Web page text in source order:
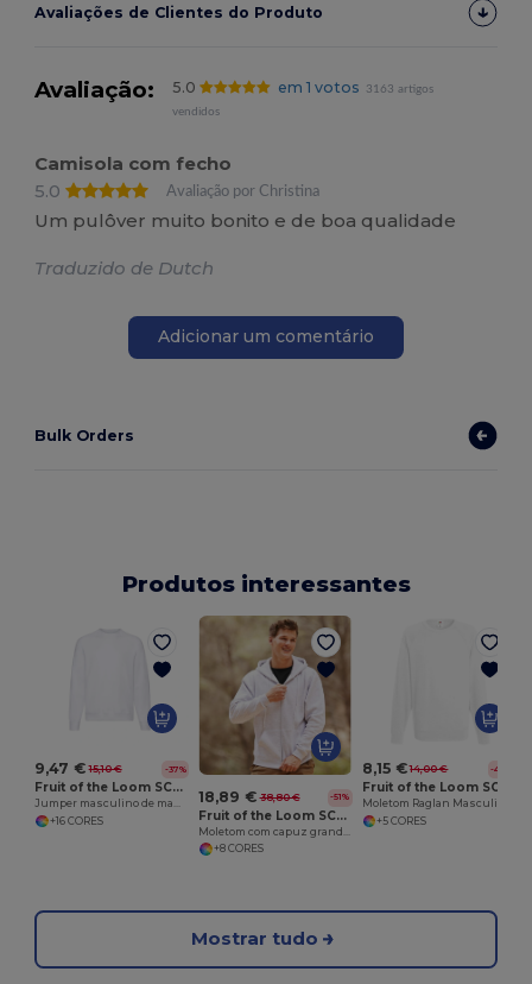
Avaliações de Clientes do Produto
Avaliação: 5.0 em 1 votos
3163 artigos
vendidos
Camisola com fecho
5.0
Avaliação por Christina
Um pulôver muito bonito e de boa qualidade
Traduzido de Dutch
Adicionar um comentário
Bulk Orders
Produtos interessantes
9,47 € 15,10 € -37%
Fruit of the Loom SC260
Jumper masculino de manga raglan
+16 CORES
18,89 € 38,80 € -51%
Fruit of the Loom SC274
+8 CORES
8,15 € 14,00 € -42%
Moletom Raglan Masculino
+5 CORES
Mostrar tudo